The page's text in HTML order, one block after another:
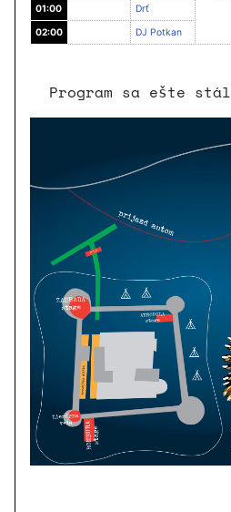
01:00 Drť
02:00 DJ Potkan
Program sa ešte